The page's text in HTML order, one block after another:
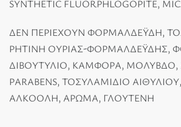
SYNTHETIC FLUORPHLOGOPITE,
ΔΕΝ ΠΕΡΙΕΧΟΥΝ ΦΟΡΜΑΛΔΕΫΔΗ,
ΡΗΤΙΝΗ ΟΥΡΙΑΣ-ΦΟΡΜΑΛΔΕΫΔΗΣ,
ΔΙΒΟΥΤΥΛΙΟ, ΚΑΜΦΟΡΑ, ΜΟΛΥΒΔΟ,
PARABENS, ΤΟΣΥΛΑΜΙΔΙΟ
ΑΛΚΟΟΛΗ, ΑΡΩΜΑ, ΓΛΟΥΤΕΝΗ